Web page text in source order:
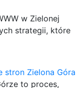
w Zielonej
strategii, które
stron Zielona Góra
to proces,